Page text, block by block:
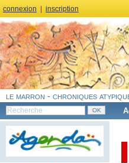
connexion inscription
le marron - chroniques